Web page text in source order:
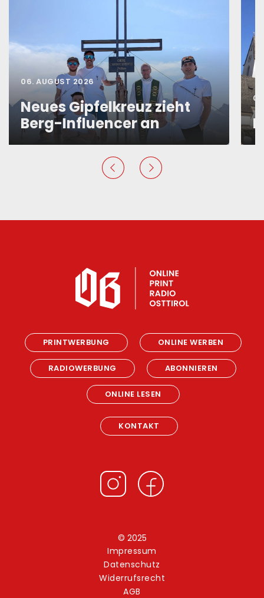
06. AUGUST 2026
Neues Gipfelkreuz zieht
Berg-Influencer an
PRINTWERBUNG ONLINE WERBEN
RADIOWERBUNG ABONNIEREN
ONLINE LESEN
KONTAKT
© 2025
Impressum
Datenschutz
Widerrufsrecht
AGB